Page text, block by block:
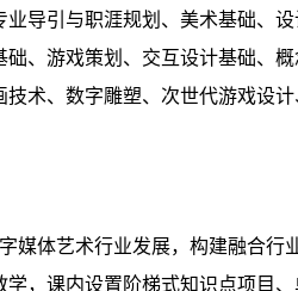
导引与职涯规划、美术基础、
、游戏策划、交互设计基础、
术、数字雕塑、次世代游戏设
媒体艺术行业发展，构建融合
，课内设置阶梯式知识点项目